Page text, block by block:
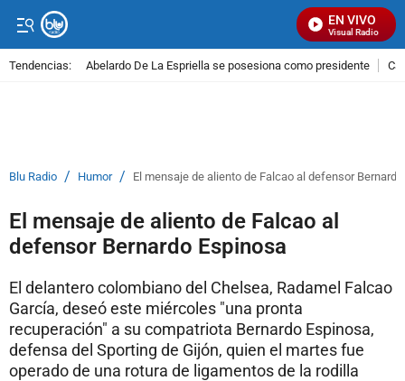
EN VIVO
Señal Visual Radio
Tendencias: Abelardo De La Espriella se posesiona como presidente
Blu Radio / Humor / El mensaje de aliento de Falcao al defensor
El mensaje de aliento de Falcao al
defensor Bernardo Espinosa
El delantero colombiano del Chelsea, Radamel Falcao
García, deseó este miércoles "una pronta
recuperación" a su compatriota Bernardo Espinosa,
defensa del Sporting de Gijón, quien el martes fue
operado de una rotura de ligamentos de la rodilla